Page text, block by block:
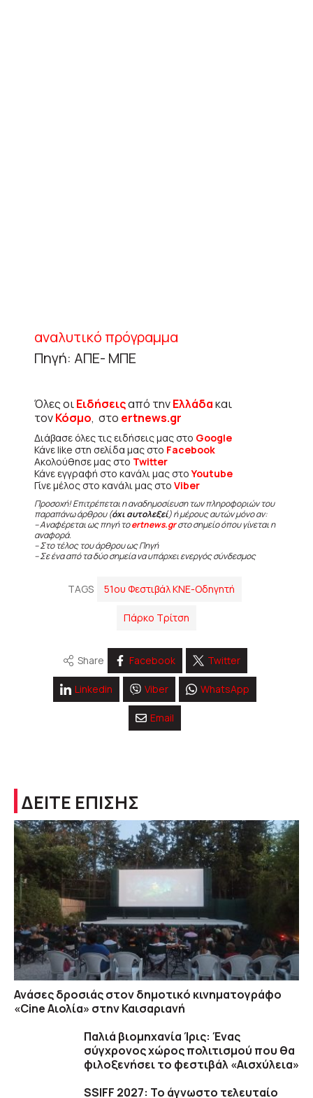
αναλυτικό πρόγραμμα
Πηγή: ΑΠΕ- ΜΠΕ
Όλες οιΕιδήσειςαπό τηνΕλλάδακαι
τονΚόσμο, στο ertnews.gr
Διάβασε όλες τις ειδήσεις μας στο Google
Κάνε like στη σελίδα μας στο Facebook
Ακολούθησε μας στο Twitter
Κάνε εγγραφή στο κανάλι μας στοYoutube
Γίνε μέλος στο κανάλι μας στο Viber
Προσοχή! Επιτρέπεται η αναδημοσίευση των πληροφοριών του
παραπάνω άρθρου (όχι αυτολεξεί) ή μέρους αυτών μόνο αν:
– Αναφέρεται ως πηγή τοertnews.grστο σημείο όπου γίνεται η
αναφορά.
– Στο τέλος του άρθρου ως Πηγή
– Σε ένα από τα δύο σημεία να υπάρχει ενεργός σύνδεσμος
TAGS 51ου Φεστιβάλ ΚΝΕ-Οδηγητή
Share Facebook Twitter
Linkedin Viber WhatsApp
Email
ΔΕΙΤΕ ΕΠΙΣΗΣ
Ανάσες δροσιάς στον δημοτικό κινηματογράφο
«Cine Αιολία» στην Καισαριανή
Παλιά βιομηχανία Ίρις: Ένας
σύγχρονος χώρος πολιτισμού που θα
φιλοξενήσει το φεστιβάλ «Αισχύλεια»
SSIFF 2027: Το άγνωστο τελευταίο